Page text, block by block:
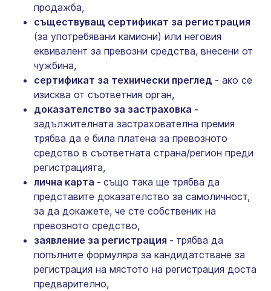
продажба,
съществуващ сертификат за регистрация
(за употребявани камиони) или неговия
еквивалент за превозни средства, внесени от
чужбина,
сертификат за технически преглед - ако се
изисква от съответния орган,
доказателство за застраховка -
задължителната застрахователна премия
трябва да е била платена за превозното
средство в съответната страна/регион преди
регистрацията,
лична карта - също така ще трябва да
представите доказателство за самоличност,
за да докажете, че сте собственик на
превозното средство,
заявление за регистрация - трябва да
попълните формуляра за кандидатстване за
регистрация на мястото на регистрация доста
предварително,